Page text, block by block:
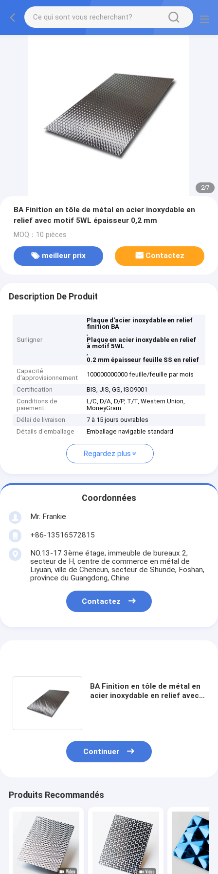
2/7
BA Finition en tôle de métal en acier inoxydable en
relief avec motif 5WL épaisseur 0,2 mm
MOQ：10 pièces
meilleur prix Contactez
Description De Produit
Surligner
Plaque d'acier inoxydable en relief
finition BA
,
Plaque en acier inoxydable en relief
à motif 5WL
,
0.2 mm épaisseur feuille SS en relief
Capacité
d'approvisionnement
100000000000 feuille/feuille par mois
Certification
BIS, JIS, GS, ISO9001
Conditions de
paiement
L/C, D/A, D/P, T/T, Western Union,
MoneyGram
Délai de livraison
7 à 15 jours ouvrables
Détails d'emballage
Emballage navigable standard
Regardez plus
Coordonnées
Mr. Frankie
+86-13516572815
NO.13-17 3ème étage, immeuble de bureaux 2,
secteur de H, centre de commerce en métal de
Liyuan, ville de Chencun, secteur de Shunde, Foshan,
province du Guangdong, Chine
Contactez
BA Finition en tôle de métal en
acier inoxydable en relief avec
Continuer
Produits Recommandés